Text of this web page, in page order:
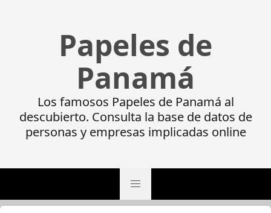
Papeles de
Panamá
Los famosos Papeles de Panamá al
descubierto. Consulta la base de datos de
personas y empresas implicadas online